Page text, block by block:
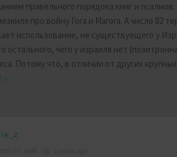
правельного порядока книг и
про войну Гога и Магога. А число 82
использование, не существуещего у
остального, чего у израиля нет
Потому что, в отличии от других
»
Jash